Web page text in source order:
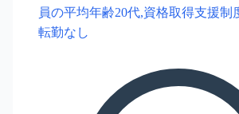
員の平均年齢20代,資格取得支援制
転勤なし